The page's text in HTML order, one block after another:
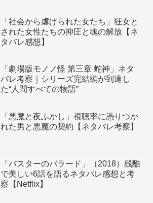
「社会から虐げられた女たち」狂女と
された女性たちの抑圧と魂の解放【ネ
タバレ感想】
「劇場版モノノ怪 第三章 蛇神」ネタ
バレ考察｜シリーズ完結編が到達し
た“人間すべての物語”
「悪魔と夜ふかし」視聴率に憑りつか
れた男と悪魔の契約【ネタバレ考察】
「バスターのバラード」（2018）残酷
で美しい6話を語るネタバレ感想と考
察【Netflix】